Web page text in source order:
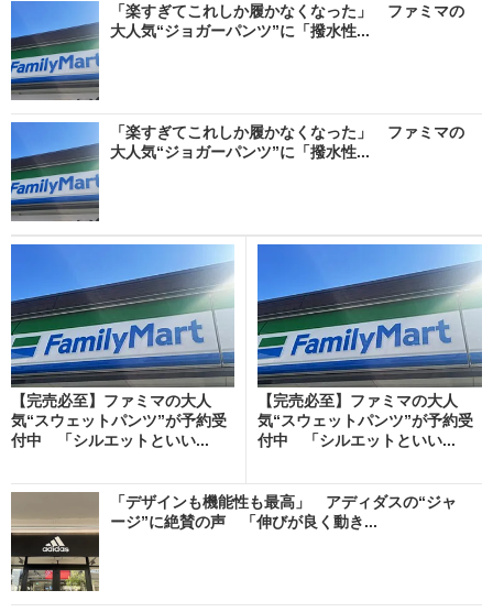
「楽すぎてこれしか履かなくなった」 ファミマの
大人気“ジョガーパンツ”に「撥水性...
「楽すぎてこれしか履かなくなった」 ファミマの
大人気“ジョガーパンツ”に「撥水性...
【完売必至】ファミマの大人
気“スウェットパンツ”が予約受
付中 「シルエットといい...
【完売必至】ファミマの大人
気“スウェットパンツ”が予約受
付中 「シルエットといい...
「デザインも機能性も最高」 アディダスの“ジャ
ージ”に絶賛の声 「伸びが良く動き...